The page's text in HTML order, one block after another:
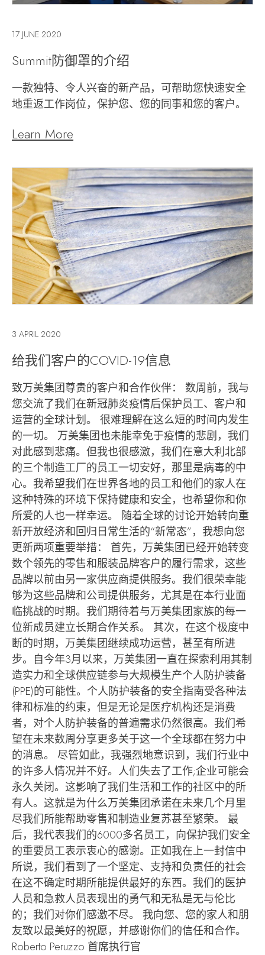
17 JUNE 2020
Summit防御罩的介绍
一款独特、令人兴奋的新产品，可帮助您快速安全
地重返工作岗位，保护您、您的同事和您的客户。
Learn More
3 APRIL 2020
给我们客户的COVID-19信息
致万美集团尊贵的客户和合作伙伴： 数周前，我与
您交流了我们在新冠肺炎疫情后保护员工、客户和
运营的全球计划。 很难理解在这么短的时间内发生
的一切。 万美集团也未能幸免于疫情的悲剧，我们
对此感到悲痛。但我也很感激，我们在意大利北部
的三个制造工厂的员工一切安好，那里是病毒的中
心。我希望我们在世界各地的员工和他们的家人在
这种特殊的环境下保持健康和安全，也希望你和你
所爱的人也一样幸运。 随着全球的讨论开始转向重
新开放经济和回归日常生活的“新常态”，我想向您
更新两项重要举措： 首先，万美集团已经开始转变
数个领先的零售和服装品牌客户的履行需求，这些
品牌以前由另一家供应商提供服务。我们很荣幸能
够为这些品牌和公司提供服务，尤其是在本行业面
临挑战的时期。我们期待着与万美集团家族的每一
位新成员建立长期合作关系。 其次，在这个极度中
断的时期，万美集团继续成功运营，甚至有所进
步。自今年3月以来，万美集团一直在探索利用其制
造实力和全球供应链参与大规模生产个人防护装备
(PPE)的可能性。个人防护装备的安全指南受各种法
律和标准的约束，但是无论是医疗机构还是消费
者，对个人防护装备的普遍需求仍然很高。我们希
望在未来数周分享更多关于这一个全球都在努力中
的消息。 尽管如此，我强烈地意识到，我们行业中
的许多人情况并不好。人们失去了工作;企业可能会
永久关闭。这影响了我们生活和工作的社区中的所
有人。这就是为什么万美集团承诺在未来几个月里
尽我们所能帮助零售和制造业复苏甚至繁荣。 最
后，我代表我们的6000多名员工，向保护我们安全
的重要员工表示衷心的感谢。正如我在上一封信中
所说，我们看到了一个坚定、支持和负责任的社会
在这不确定时期所能提供最好的东西。我们的医护
人员和急救人员表现出的勇气和无私是无与伦比
的；我们对你们感激不尽。 我向您、您的家人和朋
友致以最美好的祝愿，并感谢你们的信任和合作。
Roberto Peruzzo 首席执行官